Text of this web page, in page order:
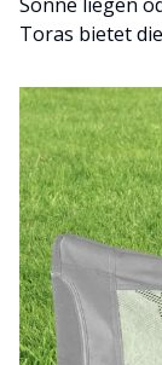
Toras bietet